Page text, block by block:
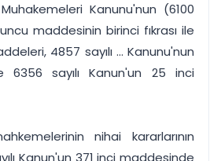
Muhakemeleri Kanunu'nun (6100
maddesinin birinci fıkrası ile
4857 sayılı ... Kanunu'nun
6356 sayılı Kanun'un 25 inci
nihai kararlarının
Kanun'un 371 inci maddesinde